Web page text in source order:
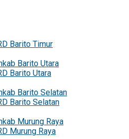
Barito Timur
Barito Utara
Barito Utara
Barito Selatan
Barito Selatan
Murung Raya
Murung Raya